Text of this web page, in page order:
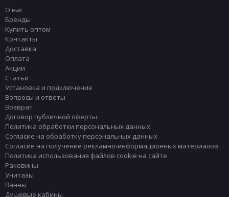
О нас
Бренды
Купить оптом
Контакты
Доставка
Оплата
Акции
Статьи
Установка и подключение
Вопросы и ответы
Возврат
Договор публичной оферты
Политика обработки персональных данных
Согласие на обработку персональных данных
Согласие на получение рекламно-информационных материалов
Политика использования файлов cookie на сайте
Раковины
Унитазы
Ванны
Душевые кабины